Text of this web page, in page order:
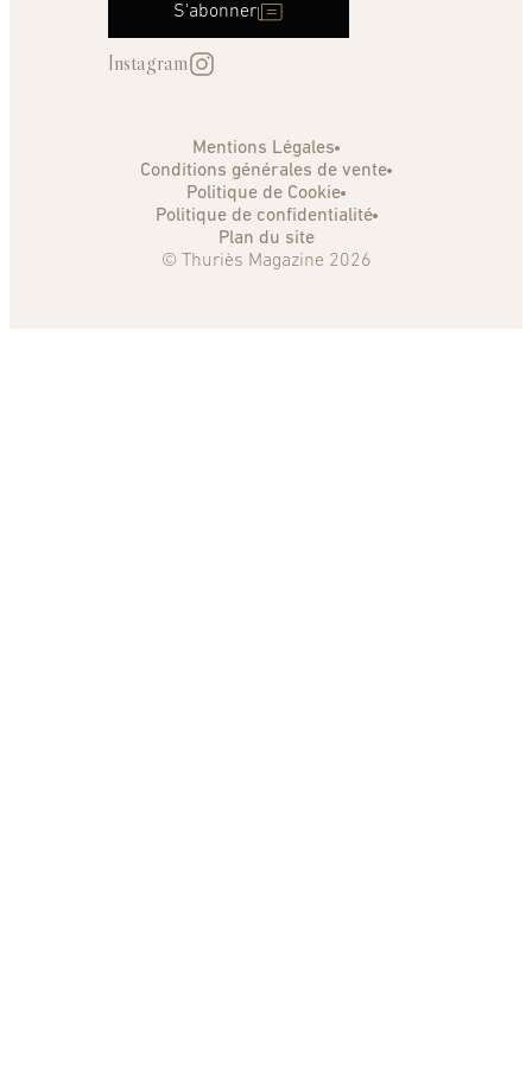
S'abonner
Instagram
Mentions Légales
Conditions générales de vente
Politique de Cookie
Politique de confidentialité
Plan du site
© Thuriès Magazine 2026